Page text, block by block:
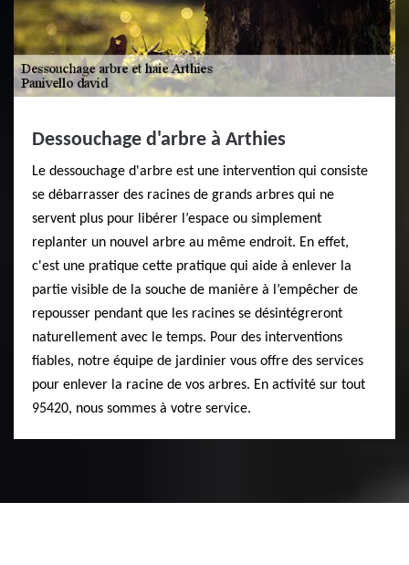
Dessouchage d'arbre à Arthies
Le dessouchage d'arbre est une intervention qui consiste
se débarrasser des racines de grands arbres qui ne
servent plus pour libérer l’espace ou simplement
replanter un nouvel arbre au même endroit. En effet,
c'est une pratique cette pratique qui aide à enlever la
partie visible de la souche de manière à l’empêcher de
repousser pendant que les racines se désintégreront
naturellement avec le temps. Pour des interventions
fiables, notre équipe de jardinier vous offre des services
pour enlever la racine de vos arbres. En activité sur tout
95420, nous sommes à votre service.